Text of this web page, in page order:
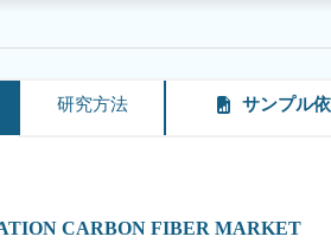
研究方法 サンプル
CARBON FIBER MARKET